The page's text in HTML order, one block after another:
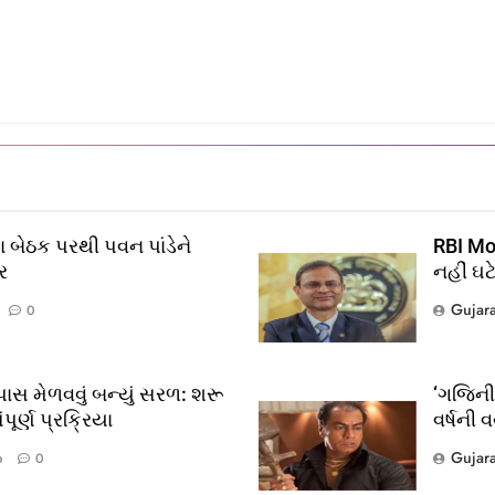
બેઠક પરથી પવન પાંડેને
0
RBI
નહીં ઘટે
પાસ મેળવવું બન્યું સરળ: શરૂ
પ્રક્રિયા
0
વર્ષની